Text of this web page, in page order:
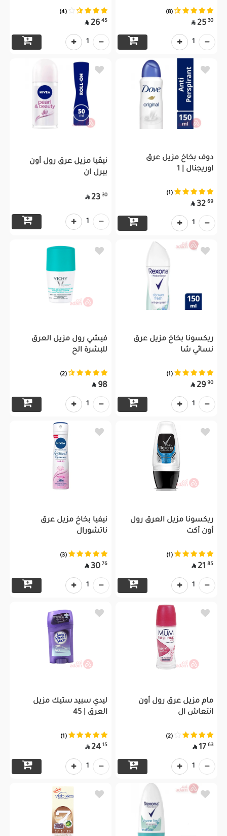
(8)
30
25

1
(4)
45
26

1
دوف بخاخ مزيل عرق
اوريجنال | 1
(1)
69
32

1
نيڤيا مزيل عرق رول أون
بيرل ان
30
23

1
ريكسونا بخاخ مزيل عرق
نسائي شا
(1)
90
29

1
فيشي رول مزيل العرق
للبشرة الح
(2)
98

1
ريكسونا مزيل العرق رول
أون أكت
(1)
85
21

1
نيفيا بخاخ مزيل عرق
ناتشورال
(3)
76
30

1
مام مزيل عرق رول أون
انتعاش ال
(2)
63
17

1
ليدي سبيد ستيك مزيل
العرق | 45
(1)
15
24

1